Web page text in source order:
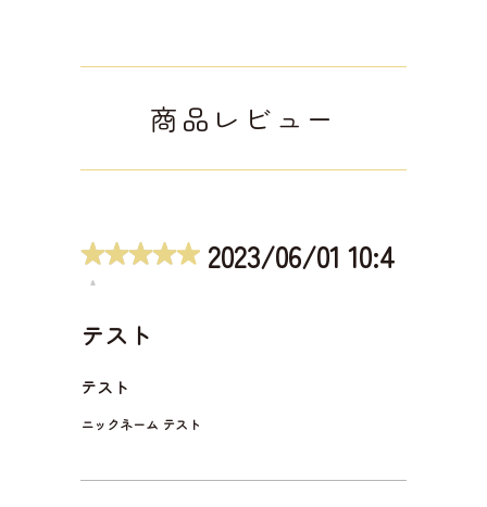
商品レビュー
2023/06/01 10:4
テスト
テスト
ニックネーム テスト